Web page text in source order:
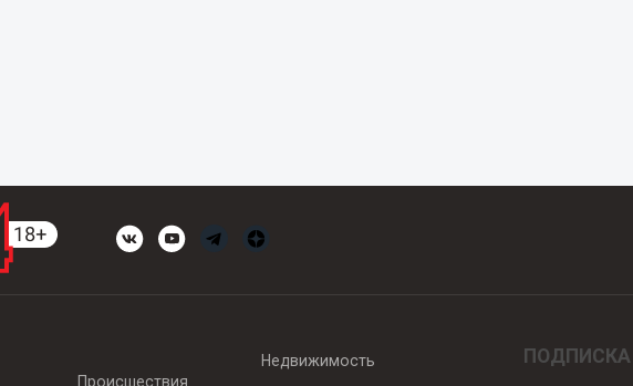
Происшествия
Недвижимость ПОДПИСКА